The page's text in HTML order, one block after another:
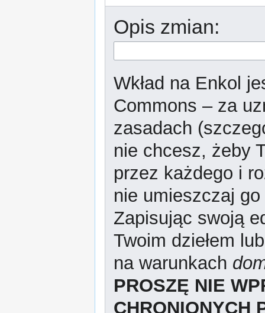
Opis zmian:
Wkład na Enkol
Commons – za
zasadach
nie chcesz, żeby
przez każdego i
nie umieszczaj
Zapisując swoją
Twoim dziełem
na warunkach
PROSZĘ NIE
CHRONIONYCH